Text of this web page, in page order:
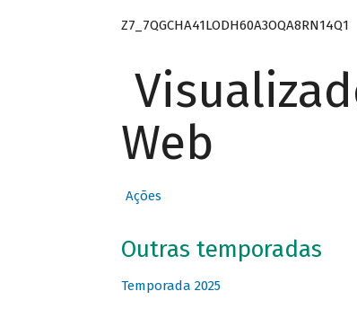
Z7_7QGCHA41LODH60A3OQA8RN14Q1
Web
Ações
Outras temporadas
Temporada 2025